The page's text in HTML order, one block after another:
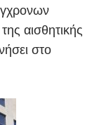
αισθητικής
στο